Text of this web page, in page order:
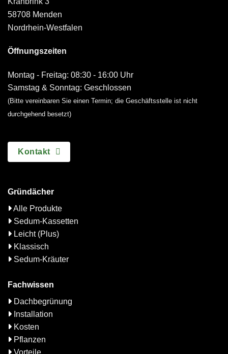
58708 Menden
Nordrhein-Westfalen
Öffnungszeiten
Montag - Freitag: 08:30 - 16:00 Uhr
Samstag & Sonntag: Geschlossen
(Bitte vereinbaren Sie einen Termin; die Geschäftsstelle ist nicht
durchgehend besetzt)
Kontakt
Gründächer
Alle Produkte
Sedum-Kassetten
Leicht (Plus)
Klassisch
Sedum-Kräuter
Fachwissen
Dachbegrünung
Installation
Kosten
Pflanzen
Vorteile